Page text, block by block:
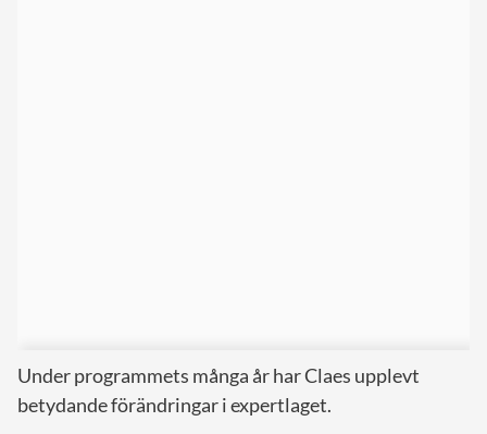
Under programmets många år har Claes upplevt
betydande förändringar i expertlaget.